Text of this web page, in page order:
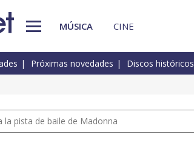
MÚSICA CINE
Próximas novedades Discos históricos
la pista de baile de Madonna